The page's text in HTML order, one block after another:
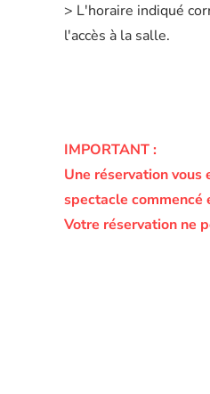
> L'horaire indiqué
l'accès à la salle.
IMPORTANT :
Une réservation
spectacle commencé
Votre réservation ne